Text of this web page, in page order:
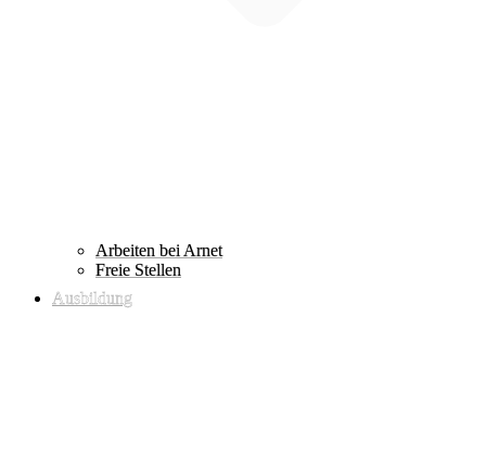
Arbeiten bei Arnet
Freie Stellen
Ausbildung